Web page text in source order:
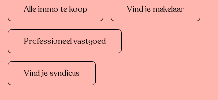
Alle immo te koop Vind je makelaar
Professioneel vastgoed
Vind je syndicus